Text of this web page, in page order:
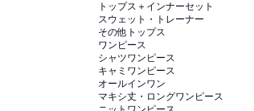
トップス＋インナーセット
スウェット・トレーナー
その他トップス
ワンピース
シャツワンピース
キャミワンピース
オールインワン
マキシ丈・ロングワンピース